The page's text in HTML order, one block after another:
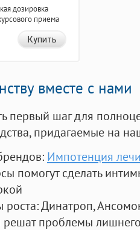
дозировка
приема
Купить
вместе с нами
первый шаг для
придагаемые на
Импотенция
помогут сделать
роста: Динатроп,
решат проблемы